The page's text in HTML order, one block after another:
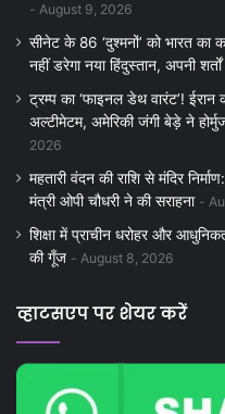
August 9, 2026
सीनेट के 86 ‘दुश्मनों’ को भारत का
नहीं डरेगा नया हिंदुस्तान, अपनी
ट्रम्प का ‘फाइनल डेथ वारंट’! ईरान
अल्टीमेटम, अमेरिकी जंगी बेड़े ने
2026
महतारी वंदन की राशि से मंदिर
मंत्री ओपी चौधरी ने की सराहना
शिक्षा में प्राचीन धरोहर और
की गूँज
August 8, 2026
व्हाटसएप पर शेयर करें